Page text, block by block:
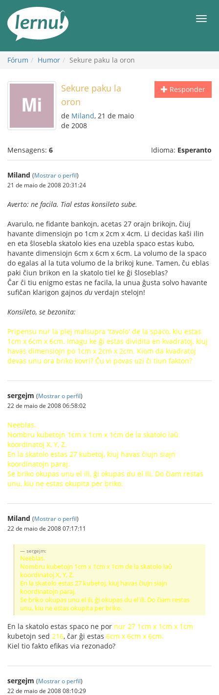
conteúdo
Fórum Humor Sekure paku la oron
Responder
Sekure paku la
oron
de Miland, 21 de maio
de 2008
Mensagens: 6 Idioma: Esperanto
Miland (Mostrar o perfil)
21 de maio de 2008 20:31:24
Averto: ne facila. Tial estas konsileto sube.
Avarulo, ne fidante bankojn, acetas 27 orajn brikojn, ĉiuj
havante dimensiojn po 1cm x 2cm x 4cm. Li decidas kaŝi ilin
en eta ŝlosebla skatolo kies ena uzebla spaco estas kubo,
havante dimensiojn 6cm x 6cm x 6cm. La volumo de la spaco
do egalas al la tuta volumo de la brikoj kune. Tamen, ĉu eblas
paki ĉiun brikon en la skatolo tiel ke ĝi ŝloseblas?
Ĉar ĉi tiu enigmo estas ne facila, la unua ĝusta solvo havante
sufiĉan klarigon gajnos du verdajn stelojn!
Konsileto, se bezonita:
Pripensu nur la plej malsupra 'tavolo' de la spaco, kiu estas
1cm x 6cm x 6cm. Imagu ke ĝi estas dividita en kvadratoj, kiuj
havas dimensiojn po 1cm x 2cm x 2cm. Kiom da kvadratoj
devas unu ora briko kovri? Ĉu vi povas uzi ĉi tiun fakton?
sergejm (Mostrar o perfil)
22 de maio de 2008 06:58:02
Neeblas.
Nombru kubetojn 1cm x 1cm x 1cm de la skatolo laŭ
koordinatoj X, Y, Z.
En la skatolo estas 27 kubetoj, kiuj havas ĉiujn siajn
koordinatojn paraj.
Se briko okupas unu el ili, ĝi okupas du el ili. Do ĉiam restas
unu, kiu ne estas okupita per briko.
Miland (Mostrar o perfil)
22 de maio de 2008 07:17:11
sergejm:
Neeblas.
Nombru kubetojn 1cm x 1cm x 1cm de la skatolo laŭ
koordinatoj X, Y, Z.
En la skatolo estas 27 kubetoj, kiuj havas ĉiujn siajn
koordinatojn paraj.
Se briko okupas unu el ili, ĝi okupas du el ili. Do ĉiam restas
unu, kiu ne estas okupita per briko.
En la skatolo estas spaco ne por nur 27 1cm x 1cm x 1cm
kubetojn sed 216, ĉar ĝi estas 6cm x 6cm x 6cm.
Kiel tio fakto efikas via rezonado?
sergejm (Mostrar o perfil)
22 de maio de 2008 08:10:29